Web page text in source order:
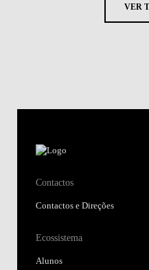
VER
Contactos
Contactos e Direções
Ecossistema
Alunos